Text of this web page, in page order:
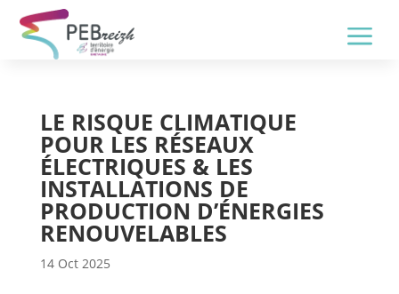
a
LE RISQUE CLIMATIQUE
POUR LES RÉSEAUX
ÉLECTRIQUES & LES
INSTALLATIONS DE
PRODUCTION D’ÉNERGIES
RENOUVELABLES
14 Oct 2025